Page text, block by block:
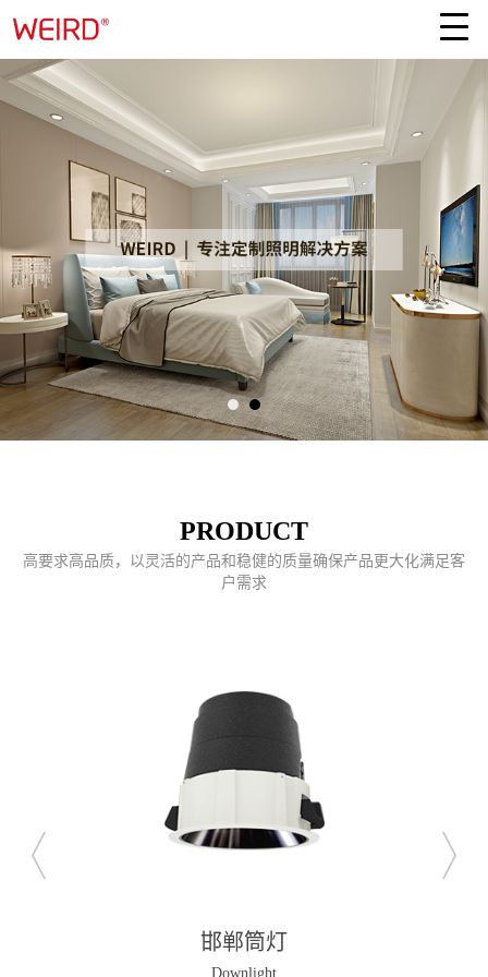
PRODUCT
高要求高品质，以灵活的产品和稳健的质量确保产品更大化满足客
户需求
邯郸筒灯
Downlight